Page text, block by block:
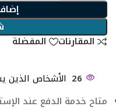
المقارنات
المفضلة
26 الأشخاص الذين
متاح خدمة الدفع عند